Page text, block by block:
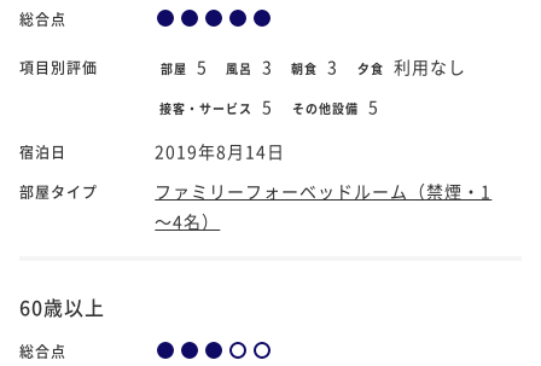
総合点
項目別評価 部屋 5 風呂 3 朝食 3 夕食 利用なし
接客・サービス 5 その他設備 5
宿泊日 2019年8月14日
部屋タイプ
ファミリーフォーベッドルーム（禁煙・1
～4名）
60歳以上
総合点